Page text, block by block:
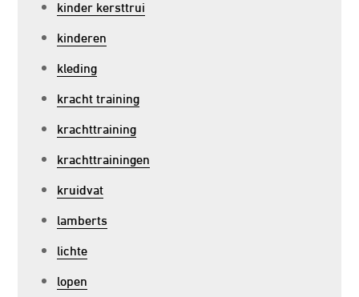
kinder kersttrui
kinderen
kleding
kracht training
krachttraining
krachttrainingen
kruidvat
lamberts
lichte
lopen